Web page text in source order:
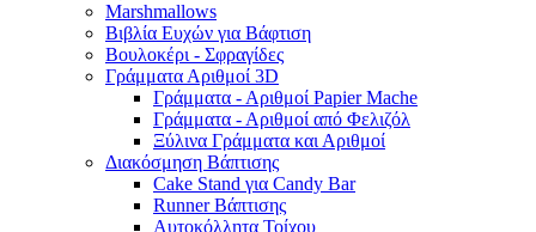
Marshmallows
Βιβλία Ευχών για Βάφτιση
Βουλοκέρι - Σφραγίδες
Γράμματα Αριθμοί 3D
Γράμματα - Αριθμοί Papier Mache
Γράμματα - Αριθμοί από Φελιζόλ
Ξύλινα Γράμματα και Αριθμοί
Διακόσμηση Βάπτισης
Cake Stand για Candy Bar
Runner Βάπτισης
Αυτοκόλλητα Τοίχου